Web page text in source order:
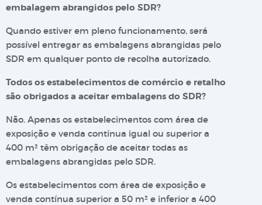
embalagem abrangidos pelo SDR?
Quando estiver em pleno funcionamento, será
possível entregar as embalagens abrangidas pelo
SDR em qualquer ponto de recolha autorizado.
Todos os estabelecimentos de comércio e retalho
são obrigados a aceitar embalagens do SDR?
Não. Apenas os estabelecimentos com área de
exposição e venda contínua igual ou superior a
400 m² têm obrigação de aceitar todas as
embalagens abrangidas pelo SDR.
Os estabelecimentos com área de exposição e
venda contínua superior a 50 m² e inferior a 400